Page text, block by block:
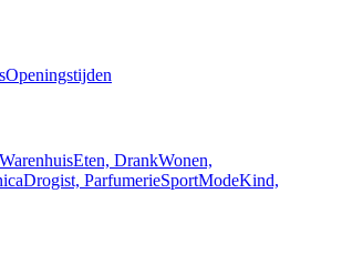
Openingstijden
WarenhuisEten, DrankWonen,
Drogist, ParfumerieSportModeKind,